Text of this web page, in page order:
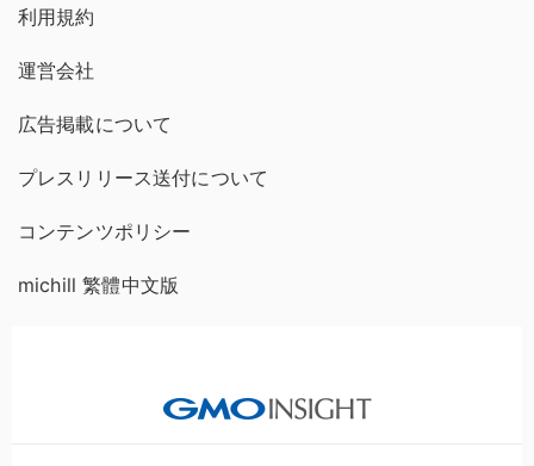
利用規約
運営会社
広告掲載について
プレスリリース送付について
コンテンツポリシー
michill 繁體中文版